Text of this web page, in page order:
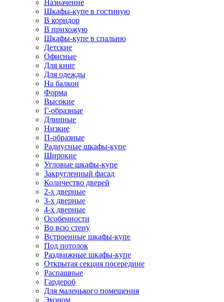
Назначение
Шкафы-купе в гостиную
В коридор
В прихожую
Шкафы-купе в спальню
Детские
Офисные
Для книг
Для одежды
На балкон
Форма
Высокие
Г-образные
Длинные
Низкие
П-образные
Радиусные шкафы-купе
Широкие
Угловые шкафы-купе
Закругленный фасад
Количество дверей
2-х дверные
3-х дверные
4-х дверные
Особенности
Во всю стену
Встроенные шкафы-купе
Под потолок
Раздвижные шкафы-купе
Открытая секция посередине
Распашные
Гардероб
Для маленького помещения
Эконом